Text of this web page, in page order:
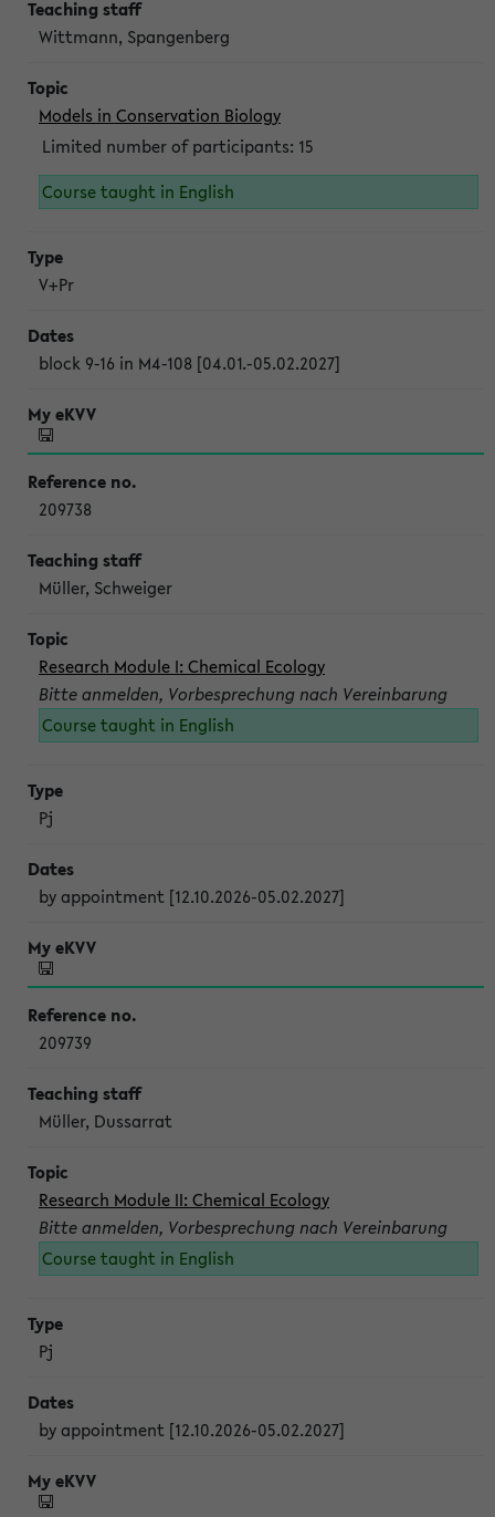
Wittmann, Spangenberg
Models in Conservation Biology
Limited number of participants: 15
Course taught in English
V+Pr
block 9-16 in M4-108 [04.01.-05.02.2027]
209738
Müller, Schweiger
Research Module I: Chemical Ecology
Bitte anmelden, Vorbesprechung nach Vereinbarung
Course taught in English
Pj
by appointment [12.10.2026-05.02.2027]
209739
Müller, Dussarrat
Research Module II: Chemical Ecology
Bitte anmelden, Vorbesprechung nach Vereinbarung
Course taught in English
Pj
by appointment [12.10.2026-05.02.2027]